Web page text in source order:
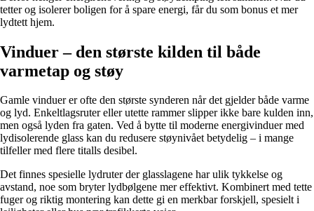
tetter og isolerer boligen for å spare energi, får du som bonus et mer
lydtett hjem.
Vinduer – den største kilden til både
varmetap og støy
Gamle vinduer er ofte den største synderen når det gjelder både varme
og lyd. Enkeltlagsruter eller utette rammer slipper ikke bare kulden inn,
men også lyden fra gaten. Ved å bytte til moderne energivinduer med
lydisolerende glass kan du redusere støynivået betydelig – i mange
tilfeller med flere titalls desibel.
Det finnes spesielle lydruter der glasslagene har ulik tykkelse og
avstand, noe som bryter lydbølgene mer effektivt. Kombinert med tette
fuger og riktig montering kan dette gi en merkbar forskjell, spesielt i